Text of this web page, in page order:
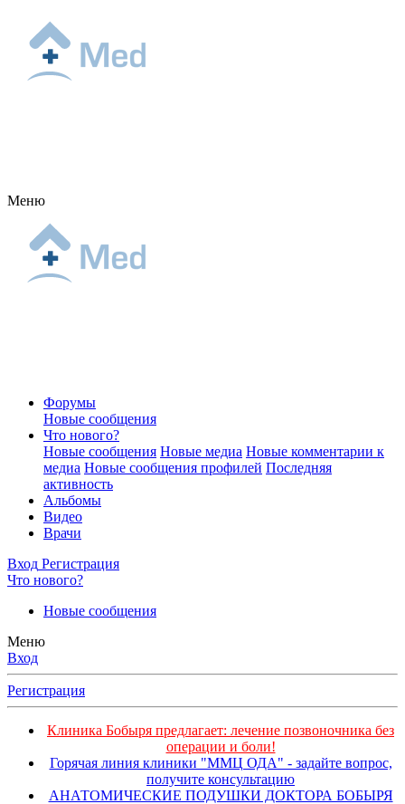
Меню
Форумы
Новые сообщения
Что нового?
Новые сообщения Новые медиа Новые комментарии к
медиа Новые сообщения профилей Последняя
активность
Альбомы
Видео
Врачи
Вход Регистрация
Что нового?
Новые сообщения
Меню
Вход
Регистрация
Клиника Бобыря предлагает: лечение позвоночника без
операции и боли!
Горячая линия клиники "ММЦ ОДА" - задайте вопрос,
получите консультацию
АНАТОМИЧЕСКИЕ ПОДУШКИ ДОКТОРА БОБЫРЯ